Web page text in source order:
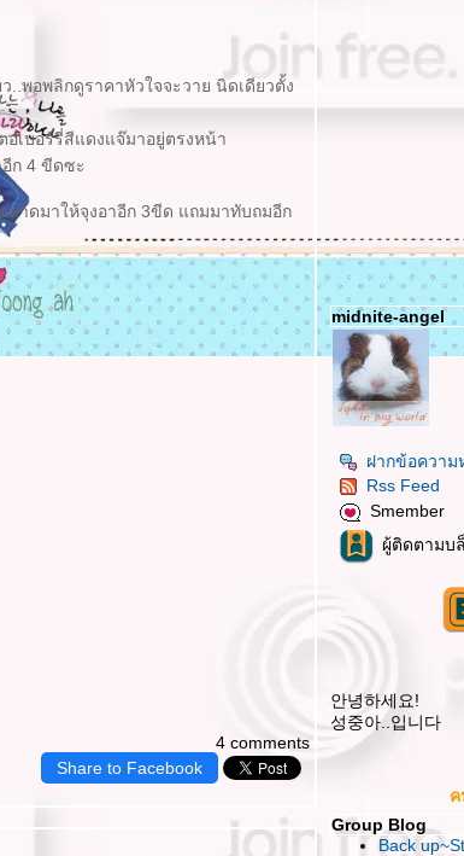
..พอพลิกดูราคาหัวใจจะวาย นิดเดียวตั้ง
เบอร์รี่สีแดงแจ๊มาอยู่ตรงหน้า
ก 4 ขีดซะ
ลาดมาให้จุงอาอีก 3ขีด แถมมาทับถมอีก
4 comments
Share to Facebook
midnite-angel
ฝากข้อความ
Rss Feed
Smember
ผู้ติดตามบ
안녕하세요!
성중아..입니다
ค
Group Blog
Back